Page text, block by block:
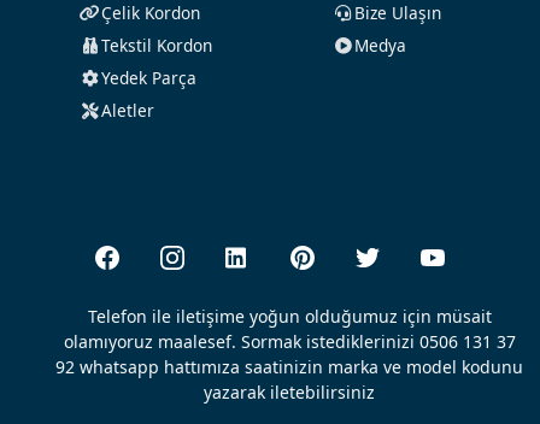
Çelik Kordon
Tekstil Kordon
Yedek Parça
Aletler
Bize Ulaşın
Medya
Telefon ile iletişime yoğun olduğumuz için müsait
olamıyoruz maalesef. Sormak istediklerinizi 0506 131 37
92 whatsapp hattımıza saatinizin marka ve model kodunu
yazarak iletebilirsiniz